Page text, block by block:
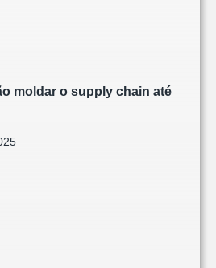
moldar o supply chain até